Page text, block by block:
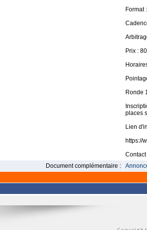
Format
Prix :
Ronde
places
Lien
https://
Document complémentaire :